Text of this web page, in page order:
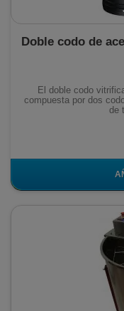
Doble codo de
El doble codo
compuesta por dos
de